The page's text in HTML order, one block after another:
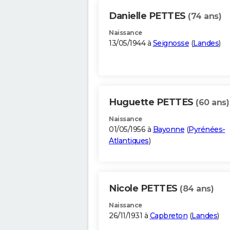
Danielle PETTES (74 ans)
Naissance
13/05/1944 à Seignosse (Landes)
Huguette PETTES (60 ans)
Naissance
01/05/1956 à Bayonne (Pyrénées-
Atlantiques)
Nicole PETTES (84 ans)
Naissance
26/11/1931 à Capbreton (Landes)